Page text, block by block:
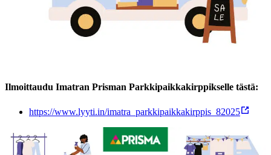
Ilmoittaudu Imatran Prisman Parkkipaikkakirppikselle tästä:
https://www.lyyti.in/imatra_parkkipaikkakirppis_82025